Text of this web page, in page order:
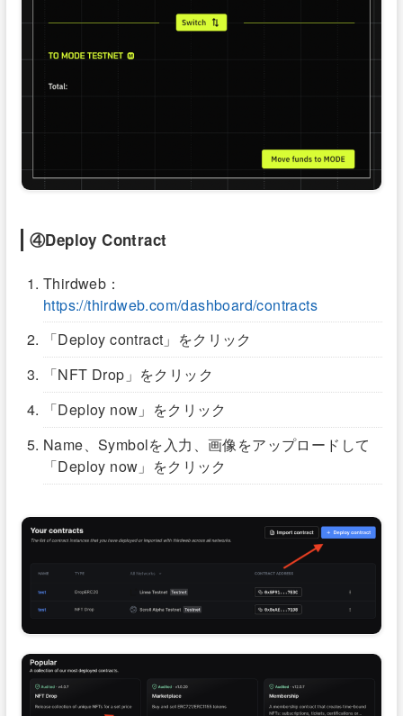
④Deploy Contract
Thirdweb：
https://thirdweb.com/dashboard/contracts
「Deploy contract」をクリック
「NFT Drop」をクリック
「Deploy now」をクリック
Name、Symbolを入力、画像をアップロードして
「Deploy now」をクリック